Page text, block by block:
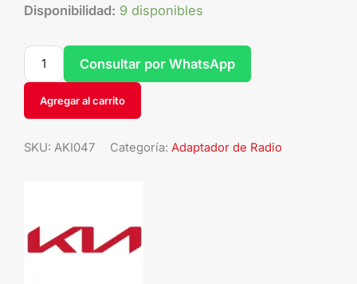
Disponibilidad: 9 disponibles
Agregar al carrito
Consultar por WhatsApp
SKU: AKI047 Categoría: Adaptador de Radio